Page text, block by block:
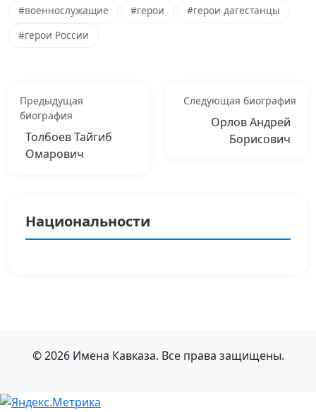
#военнослужащие #герои
#герои дагестанцы
#герои России
Предыдущая
биография
Толбоев Тайгиб
Омарович
Следующая биография
Орлов Андрей
Борисович
Национальности
© 2026 Имена Кавказа. Все права защищены.